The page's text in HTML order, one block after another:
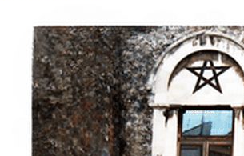
Italiano English Français
Menu